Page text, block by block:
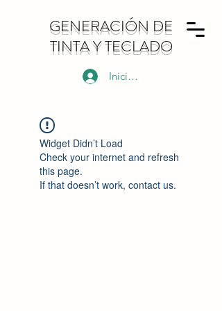
GENERACIÓN DE
TINTA Y TECLADO
Iniciar sesión
Widget Didn’t Load
Check your internet and refresh
this page.
If that doesn’t work, contact us.